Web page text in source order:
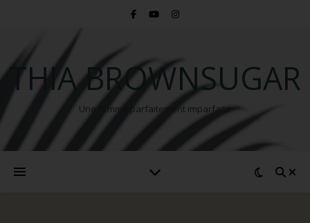
THIA BROWNSUGAR
Une femme parfaitement imparfaite